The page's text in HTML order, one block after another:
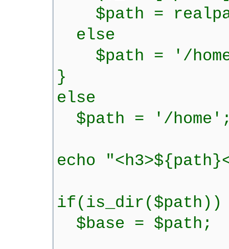
$path =
else
$path = '/
}
else
$path = '/
echo
$base = $path;